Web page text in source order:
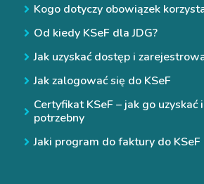
Kogo dotyczy obowiązek
Od kiedy KSeF dla JDG?
Jak uzyskać dostęp i
Jak zalogować się do KSeF
Certyfikat KSeF – jak go uzyskać
potrzebny
Jaki program do faktury do KSeF